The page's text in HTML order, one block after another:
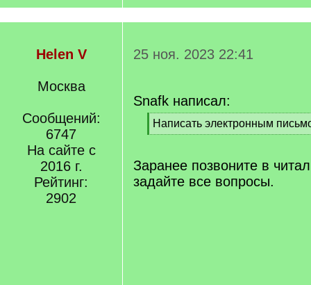
Helen V
Москва
Сообщений:
6747
На сайте с
2016 г.
Рейтинг:
2902
25 ноя. 2023 22:41
Snafk написал:
[
q
Написать электронным
[
q
]
Заранее позвоните в
задайте все вопросы.